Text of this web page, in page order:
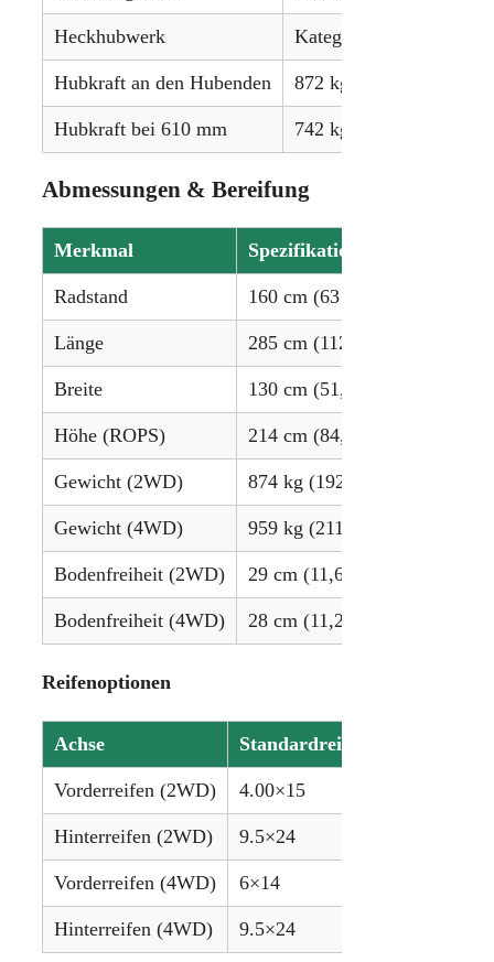
Heckhubwerk Kategorie I
Hubkraft an den Hubenden 872 kg (1924 lbs)
Hubkraft bei 610 mm 742 kg (1637 lbs)
Abmessungen & Bereifung
Merkmal Spezifikation
Radstand 160 cm (63 Zoll)
Länge 285 cm (112,4 Zoll)
Breite 130 cm (51,3 Zoll)
Höhe (ROPS) 214 cm (84,4 Zoll)
Gewicht (2WD) 874 kg (1929 lbs)
Gewicht (4WD) 959 kg (2116 lbs)
Bodenfreiheit (2WD) 29 cm (11,6 Zoll)
Bodenfreiheit (4WD) 28 cm (11,2 Zoll)
Reifenoptionen
Achse Standardreifen (Agrar)
Vorderreifen (2WD) 4.00×15
Hinterreifen (2WD) 9.5×24
Vorderreifen (4WD) 6×14
Hinterreifen (4WD) 9.5×24